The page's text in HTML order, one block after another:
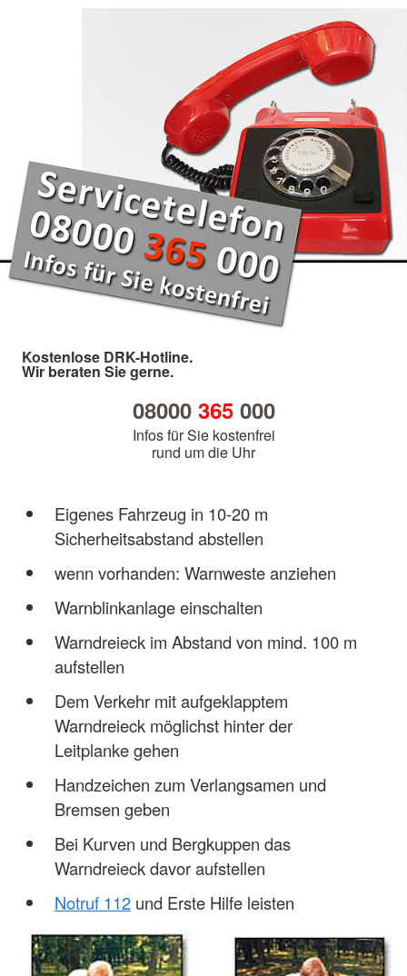
Kostenlose DRK-Hotline.
Wir beraten Sie gerne.
08000 365000
Infos für Sie kostenfrei
rund um die Uhr
Eigenes Fahrzeug in 10-20 m
Sicherheitsabstand abstellen
wenn vorhanden: Warnweste anziehen
Warnblinkanlage einschalten
Warndreieck im Abstand von mind. 100 m
aufstellen
Dem Verkehr mit aufgeklapptem
Warndreieck möglichst hinter der
Leitplanke gehen
Handzeichen zum Verlangsamen und
Bremsen geben
Bei Kurven und Bergkuppen das
Warndreieck davor aufstellen
Notruf 112und Erste Hilfe leisten